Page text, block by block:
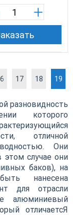
17 18 19
разновидность
которого
отличной
Они
случае они
баков), на
нанесена
для отрасли
алюминиевый
отличаетсЯ